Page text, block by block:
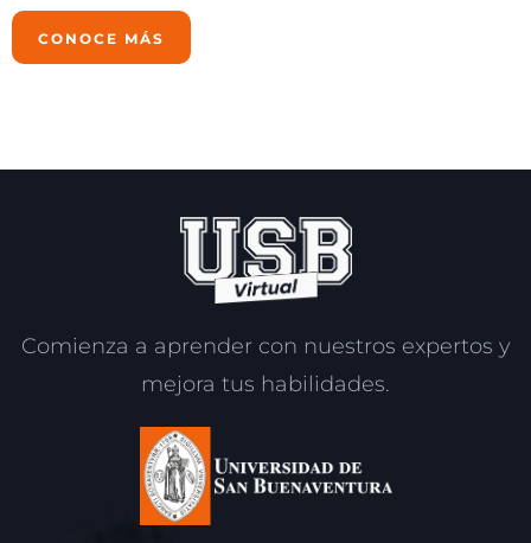
CONOCE MÁS
Comienza a aprender con nuestros expertos y
mejora tus habilidades.